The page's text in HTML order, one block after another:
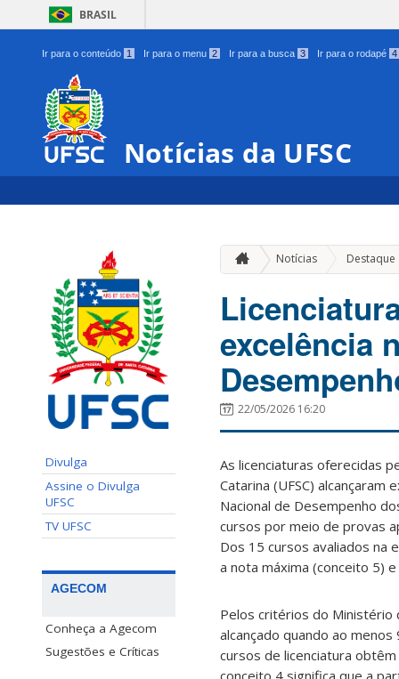
BRASIL
Ir para o conteúdo 1 Ir para o menu 2 Ir para a busca 3 Ir para o rodapé 4
Notícias da UFSC
Divulga
Assine o Divulga
UFSC
TV UFSC
AGECOM
Conheça a Agecom
Sugestões e Críticas
Notícias Destaque
excelência
22/05/2026 16:20
As licenciaturas oferecidas
Catarina (UFSC)
Nacional de Desempenho
cursos por meio de provas
Dos 15 cursos avaliados na
a nota máxima (conceito 5)
Pelos critérios do Ministério
alcançado quando ao
cursos de licenciatura